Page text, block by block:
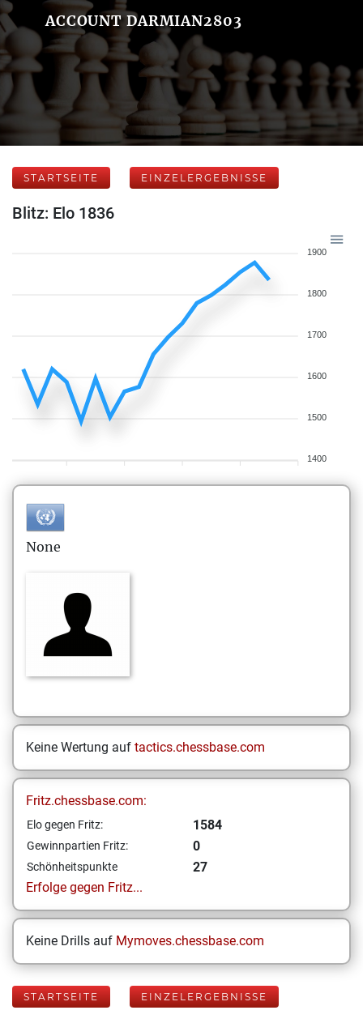
ACCOUNT DARMIAN2803
STARTSEITE EINZELERGEBNISSE
Blitz: Elo 1836
1900
1800
1700
1600
1500
1400
None
Keine Wertung auf tactics.chessbase.com
Fritz.chessbase.com:
Elo gegen Fritz: 1584
Gewinnpartien Fritz: 0
Schönheitspunkte
27
Erfolge gegen Fritz...
Keine Drills auf Mymoves.chessbase.com
STARTSEITE EINZELERGEBNISSE